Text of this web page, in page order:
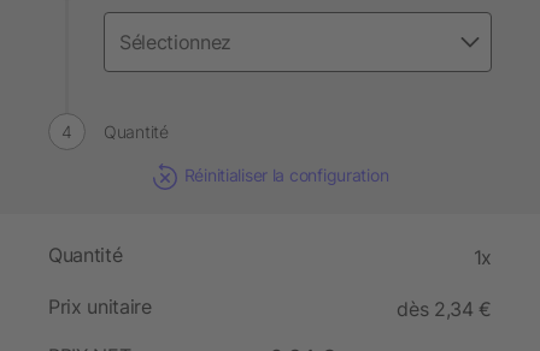
Quantité
Réinitialiser la configuration
Quantité 1x
Prix unitaire
dès 2,34 €